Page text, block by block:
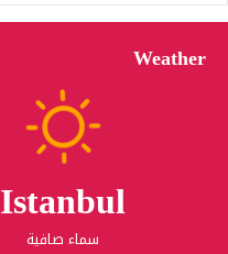
Weather
Istanbul
سماء صافية